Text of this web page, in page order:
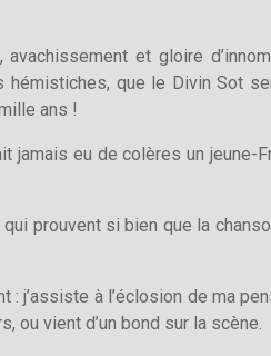
et gloire
que le Divin Sot
ans !
jamais eu de colères un jeune-
prouvent si bien que la
: j’assiste à l’éclosion de ma
ou vient d’un bond sur la scène.